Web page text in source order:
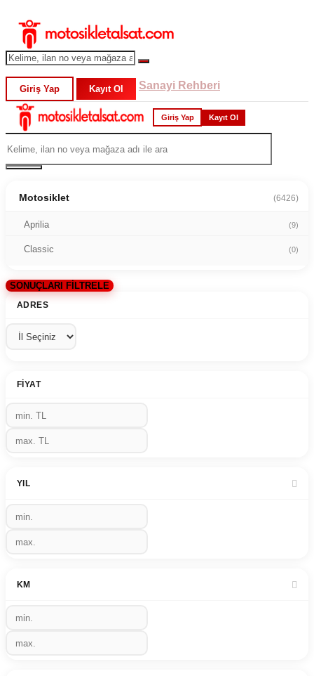
Giriş Yap Kayıt Ol Sanayi Rehberi
Giriş Yap Kayıt Ol
Motosiklet (6426)
Aprilia (9)
Classic (0)
SONUÇLARI FİLTRELE
ADRES
FIYAT
YIL
KM